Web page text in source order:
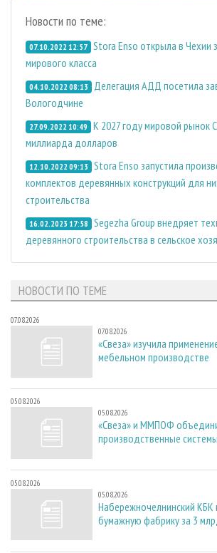
Новости по теме:
07.10.2022 12:57 Stora Enso открыла в Чехии
мирового класса
04.10.2022 08:13
Делегация АДД посетила
Вологодчине
27.09.2022 10:49 К 2027 году мировой рынок
миллиарда долларов
12.10.2022 09:13 Stora Enso запустила
комплектов деревянных конструкций для
строительства
16.02.2023 17:58 Segezha Group внедряет
деревянного строительства в сельское
НОВОСТИ ПО ТЕМЕ
07.08.2026
07.08.2026
«Свеза» изучила
мебельном производстве
05.08.2026
05.08.2026
«Свеза» и ММПОФ
производственные системы
05.08.2026
05.08.2026
Набережночелнинский
бумажную фабрику за 3